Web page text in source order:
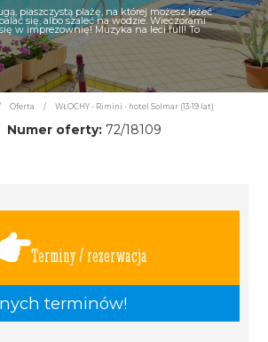
piaszczystą plażę, na której możesz leżeć
się, albo szaleć na wodzie. Wieczorami
w imprezownię! Muzyka na leci full! To
Oferta / WŁOCHY - Rimini - hotel Solmar (13-19 lat)
Numer oferty: 72/18109
Terminy / rezerwacja
terminów!